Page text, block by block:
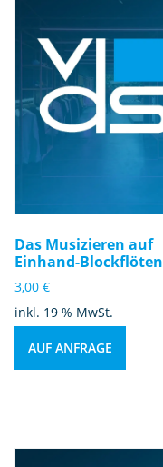
Das Musizieren auf
Einhand-Blockflöten
3,00 €
inkl. 19 % MwSt.
AUF ANFRAGE